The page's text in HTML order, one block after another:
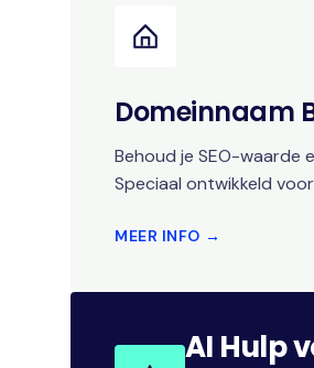
Domeinnaam
Behoud je SEO-waarde
Speciaal ontwikkeld
MEER INFO →
AI Hulp